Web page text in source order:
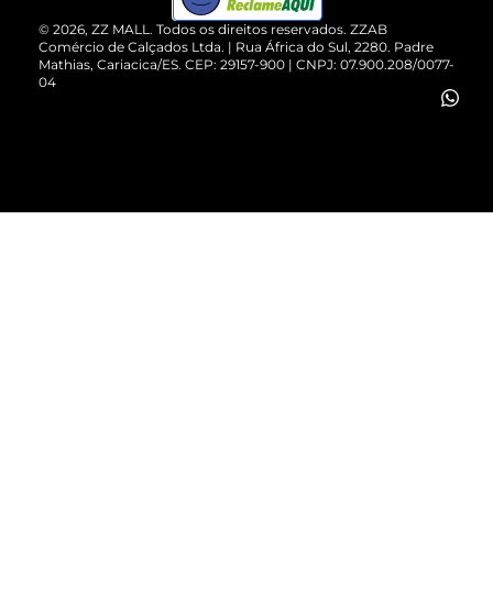
Cartão Presente
Vendas Corporativas
© 2026, ZZ MALL. Todos os direitos reservados. ZZAB
Comércio de Calçados Ltda. | Rua África do Sul, 2280. Padre
Mathias, Cariacica/ES. CEP: 29157-900 | CNPJ: 07.900.208/0077-
04